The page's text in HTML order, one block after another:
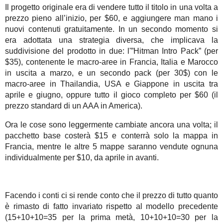
Il progetto originale era di vendere tutto il titolo in una volta a
prezzo pieno all’inizio, per $60, e aggiungere man mano i
nuovi contenuti gratuitamente. In un secondo momento si
era adottata una strategia diversa, che implicava la
suddivisione del prodotto in due: l'”Hitman Intro Pack” (per
$35), contenente le macro-aree in Francia, Italia e Marocco
in uscita a marzo, e un secondo pack (per 30$) con le
macro-aree in Thailandia, USA e Giappone in uscita tra
aprile e giugno, oppure tutto il gioco completo per $60 (il
prezzo standard di un AAA in America).
Ora le cose sono leggermente cambiate ancora una volta; il
pacchetto base costerà $15 e conterrà solo la mappa in
Francia, mentre le altre 5 mappe saranno vendute ognuna
individualmente per $10, da aprile in avanti.
Facendo i conti ci si rende conto che il prezzo di tutto quanto
è rimasto di fatto invariato rispetto al modello precedente
(15+10+10=35 per la prima metà, 10+10+10=30 per la